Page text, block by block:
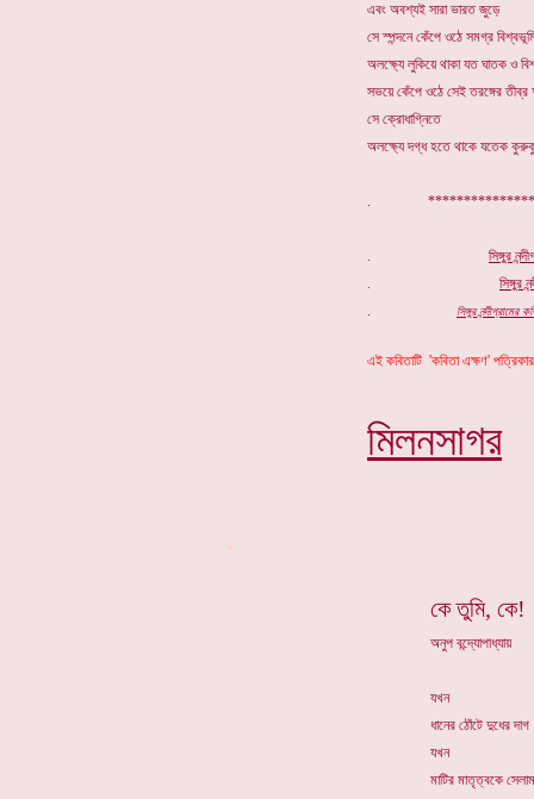
এবং অবশ্যই সারা ভারত জুড়ে
সে স্পন্দনে কেঁপে ওঠে সমগ্র
অলক্ষ্যে লুকিয়ে থাকা যত ঘাতক ও
সভয়ে কেঁপে ওঠে সেই তরঙ্গের তীব্র
সে ক্রোধাগ্নিতে
অলক্ষ্যে দগ্ধ হতে থাকে যতেক
.
. সিঙ্গুর
. সিঙ্গুর
.
সিঙ্গুর
এই কবিতাটি 'কবিতা এক্ষণ'
মিলনসাগর
কে তুমি,
অনুপ বন্দ্যোপাধ্যায়
যখন
ধানের ঠোঁটে দুধের দাগ
যখন
মাটির মাতৃত্বকে